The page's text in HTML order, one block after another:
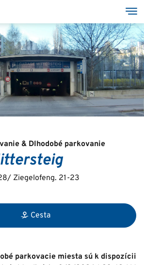
& Dlhodobé parkovanie
Ziegelofeng. 21-23
Cesta
parkovacie miesta sú k dispozícii